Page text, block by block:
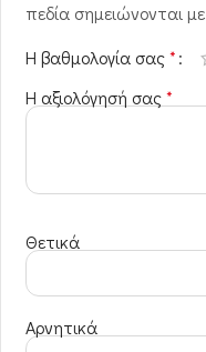
πεδία σημειώνονται με
Η βαθμολογία σας*
Η αξιολόγησή σας*
Θετικά
Αρνητικά